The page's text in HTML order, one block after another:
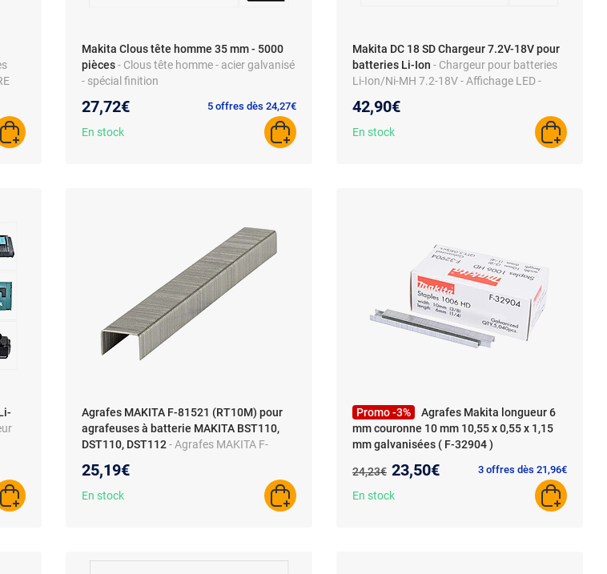
AJOUTER AU PANIER
Makita Clous tête homme 35 mm - 5000
pièces- Clous tête homme - acier galvanisé
- spécial finition
27,72€ 5 offres dès 24,27€
En stock
AJOUTER AU PANIER
Makita DC 18 SD Chargeur 7.2V-18V pour
batteries Li-Ion - Chargeur pour batteries
Li-Ion/Ni-MH 7.2-18V - Affichage LED -
min
42,90€
En stock
AJOUTER
AJOUTER AU PANIER
Agrafes MAKITA F-81521 (RT10M) pour
agrafeuses à batterie MAKITA BST110,
DST110, DST112- Agrafes MAKITA F-
MAKITA BST110, DST110, DST112 - 2 500
pcs, 10 x 10 mm, acier galvanisé
25,19€
En stock
AJOUTER AU PANIER
Promo -3%
Agrafes Makita longueur 6
mm couronne 10 mm 10,55 x 0,55 x 1,15
mm galvanisées ( F-32904 )
Ancien prix :
24,23€ Nouveau prix :
23,50€ 3 offres dès 21,96€
En stock
AJOUTER